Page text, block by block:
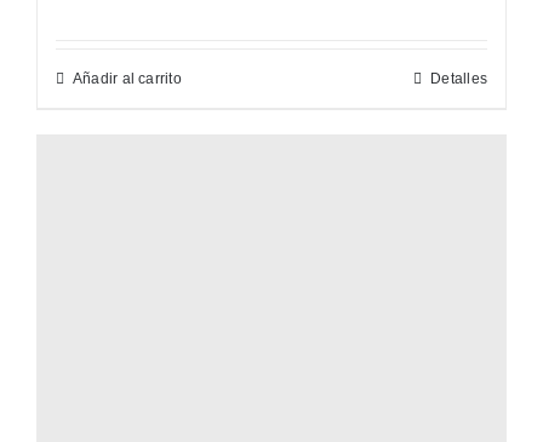
Añadir al carrito Detalles